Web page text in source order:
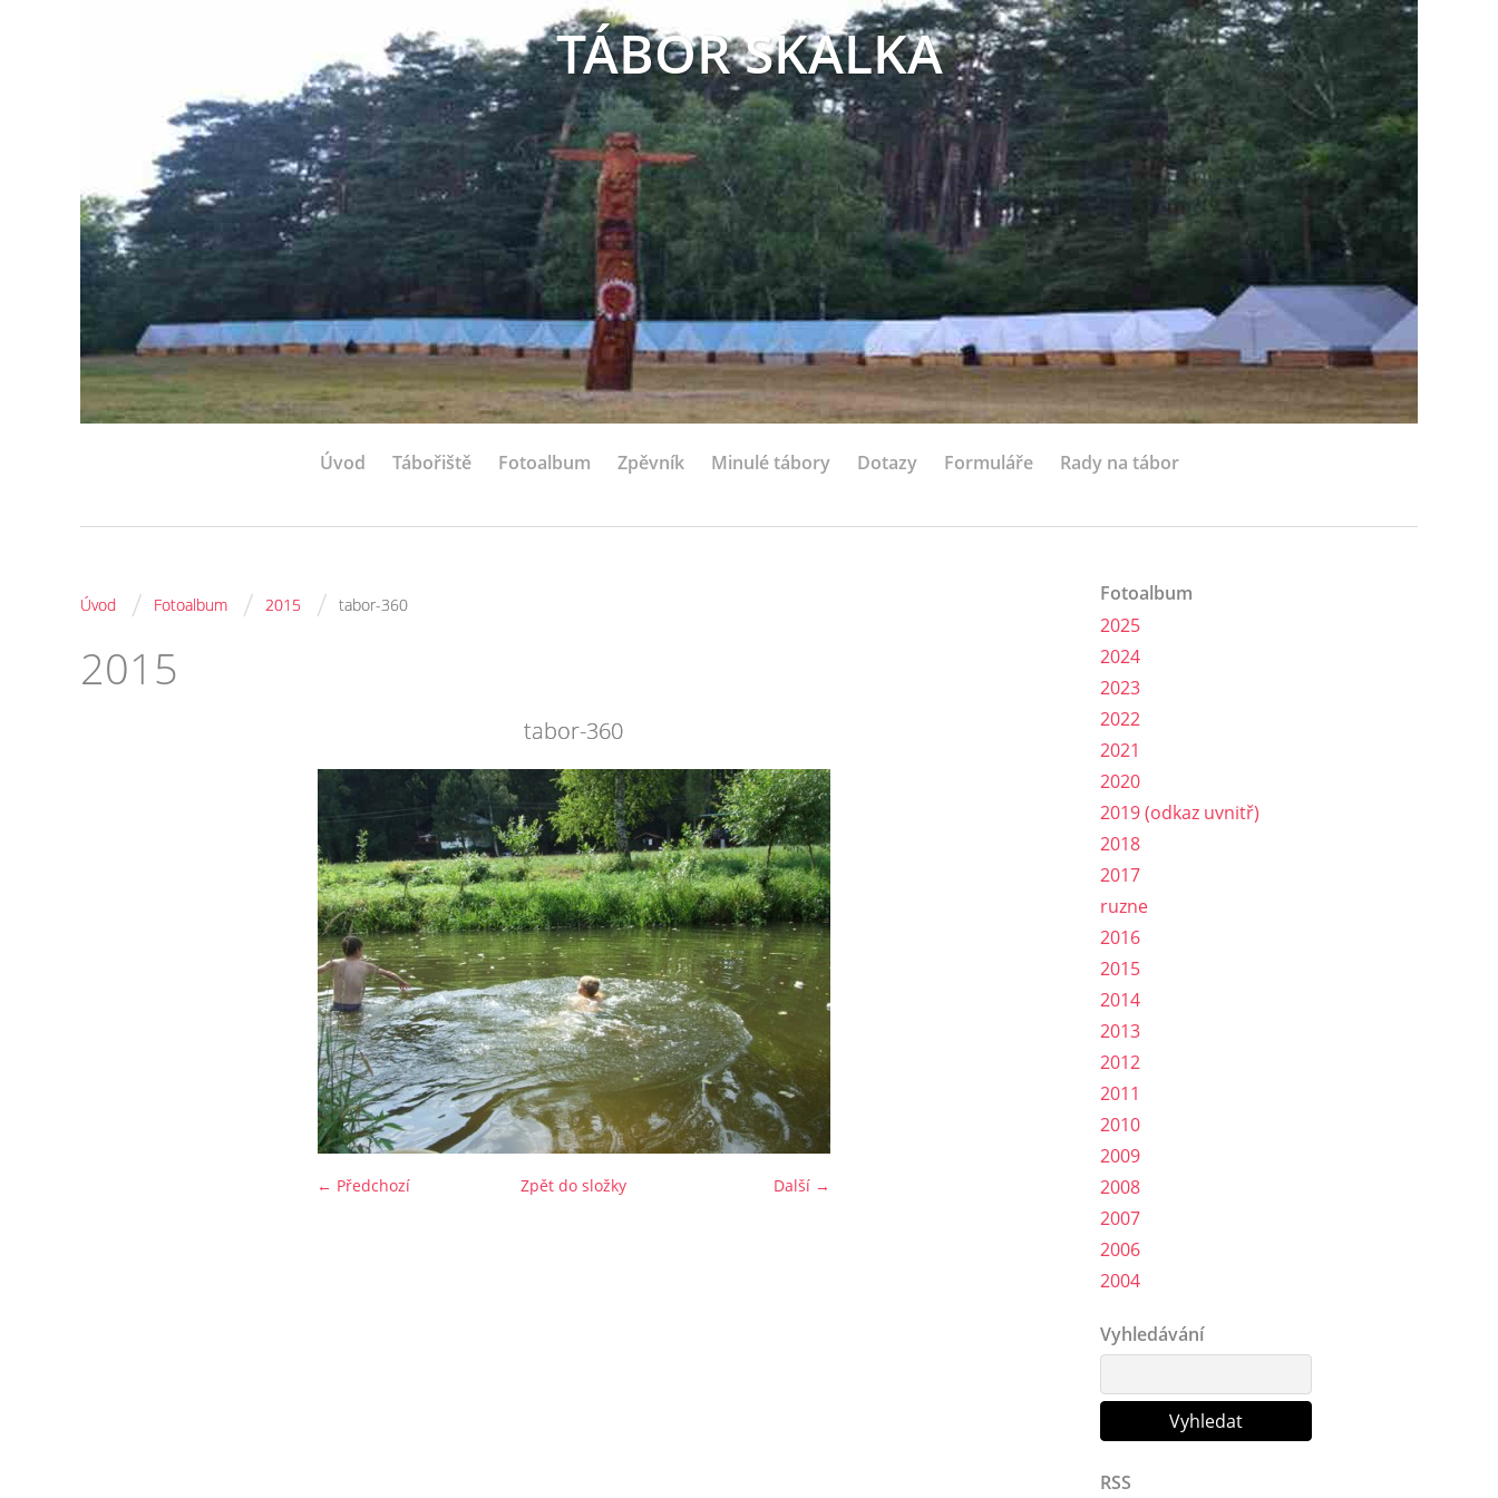
TÁBOR SKALKA
Úvod Tábořiště Fotoalbum Zpěvník Minulé tábory Dotazy Formuláře Rady na tábor
Úvod / Fotoalbum / 2015 / tabor-360
2015
tabor-360
← Předchozí Další →
Zpět do složky
Fotoalbum
2025
2024
2023
2022
2021
2020
2019 (odkaz uvnitř)
2018
2017
ruzne
2016
2015
2014
2013
2012
2011
2010
2009
2008
2007
2006
2004
Vyhledávání
RSS